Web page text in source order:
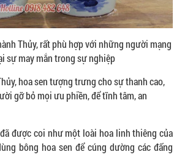
Thủy, rất phù hợp với những người mạng
sự may mắn trong sự nghiệp
hoa sen tượng trưng cho sự thanh cao,
gỡ bỏ mọi ưu phiền, để tĩnh tâm, an
được coi như một loài hoa linh thiêng của
bông hoa sen để cúng dường các đấng